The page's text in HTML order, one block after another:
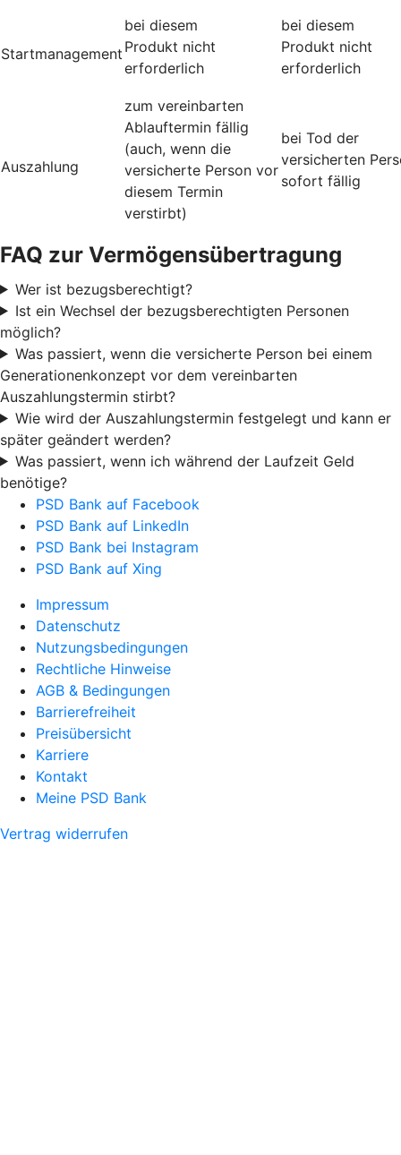
Startmanagement
bei diesem
Produkt nicht
erforderlich
bei diesem
Produkt nicht
erforderlich
Auszahlung
zum vereinbarten
Ablauftermin fällig
(auch, wenn die
versicherte Person vor
diesem Termin
verstirbt)
bei Tod der
versicherten
sofort fällig
FAQ zur Vermögensübertragung
Wer ist bezugsberechtigt?
Ist ein Wechsel der bezugsberechtigten Personen
möglich?
Was passiert, wenn die versicherte Person bei einem
Generationenkonzept vor dem vereinbarten
Auszahlungstermin stirbt?
Wie wird der Auszahlungstermin festgelegt und kann er
später geändert werden?
Was passiert, wenn ich während der Laufzeit Geld
benötige?
PSD Bank auf Facebook
PSD Bank auf LinkedIn
PSD Bank bei Instagram
PSD Bank auf Xing
Impressum
Datenschutz
Nutzungsbedingungen
Rechtliche Hinweise
AGB & Bedingungen
Barrierefreiheit
Preisübersicht
Karriere
Kontakt
Meine PSD Bank
Vertrag widerrufen